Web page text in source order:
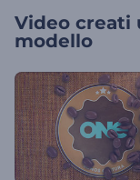
Video creati
modello